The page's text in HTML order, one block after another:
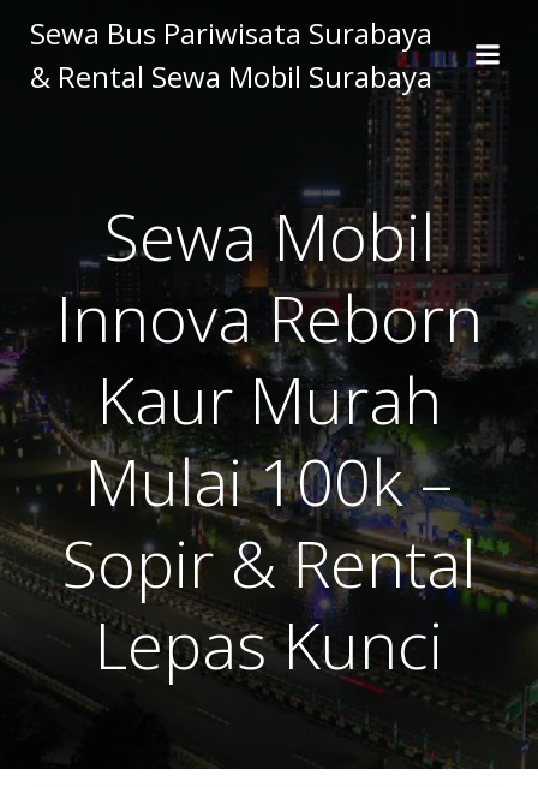
to
content
Sewa Bus Pariwisata Surabaya
& Rental Sewa Mobil Surabaya
Sewa Mobil
Innova Reborn
Kaur Murah
Mulai 100k –
Sopir & Rental
Lepas Kunci